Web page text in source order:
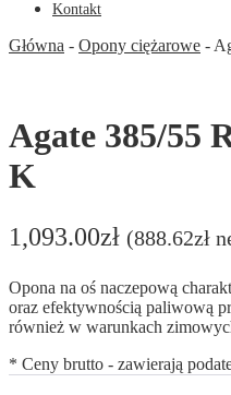
Kontakt
Główna - Opony ciężarowe -
Agate 385/55
K
1,093.00zł (888.62zł
Opona na oś naczepową
oraz efektywnością paliwową
również w warunkach
* Ceny brutto - zawierają